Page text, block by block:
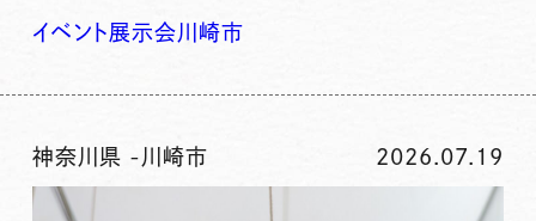
イベント展示会川崎市
神奈川県 - 川崎市 2026.07.19